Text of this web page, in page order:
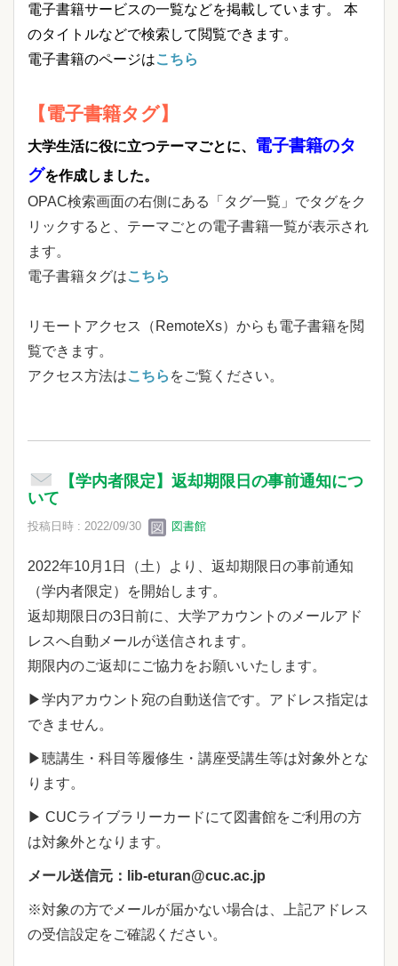
電子書籍サービスの一覧などを掲載しています。 本
のタイトルなどで検索して閲覧できます。
電子書籍のページはこちら
【電子書籍タグ】
大学生活に役に立つテーマごとに、
電子書籍のタ
グを作成しました。
OPAC検索画面の右側にある「タグ一覧」でタグをク
リックすると、テーマごとの電子書籍一覧が表示され
ます。
電子書籍タグはこちら
リモートアクセス（RemoteXs）からも電子書籍を閲
覧できます。
アクセス方法はこちら をご覧ください。
【学内者限定】返却期限日の事前通知につ
いて
投稿日時 : 2022/09/30 図書館
2022年10月1日（土）より、返却期限日の事前通知
（学内者限定）を開始します。
返却期限日の3日前に、大学アカウントのメールアド
レスへ自動メールが送信されます。
期限内のご返却にご協力をお願いいたします。
▶学内アカウント宛の自動送信です。アドレス指定は
できません。
▶聴講生・科目等履修生・講座受講生等は対象外とな
ります。
▶ CUCライブラリーカードにて図書館をご利用の方
は対象外となります。
メール送信元：lib-eturan@cuc.ac.jp
※対象の方でメールが届かない場合は、上記アドレス
の受信設定をご確認ください。